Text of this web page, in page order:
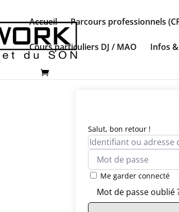
Accueil Parcours professionnels
Cours particuliers DJ / MAO Infos
Salut, bon retour !
Me garder connecté
Mot de passe oublié